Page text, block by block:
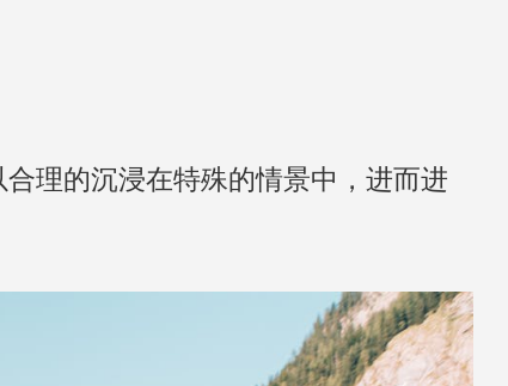
理的沉浸在特殊的情景中，进而进